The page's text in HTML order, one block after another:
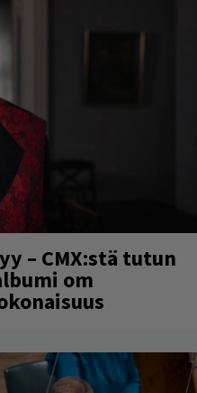
– CMX:stä tutun
om